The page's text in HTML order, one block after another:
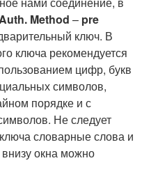
Method – pre
ключ. В
ключа рекомендуется
цифр, букв
символов,
порядке и с
Не следует
словарные слова и
окна можно